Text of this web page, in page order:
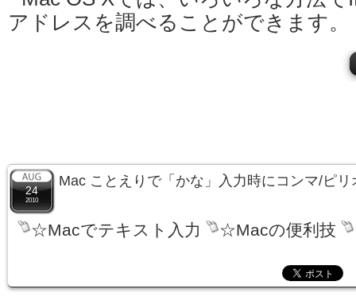
アドレスを調べることができます。
24
2010
Mac ことえりで「かな」入力時にコンマ/ピ
☆Macでテキスト入力 ☆Macの便利技